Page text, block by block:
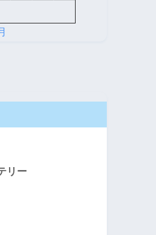
リー